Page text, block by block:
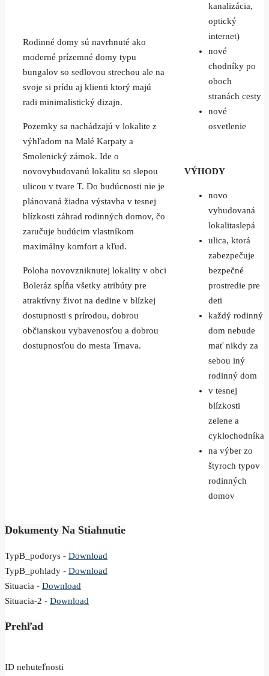
Rodinné domy sú navrhnuté ako
moderné prízemné domy typu
bungalov so sedlovou strechou ale na
svoje si prídu aj klienti ktorý majú
radi minimalistický dizajn.
Pozemky sa nachádzajú v lokalite z
výhľadom na Malé Karpaty a
Smolenický zámok. Ide o
novovybudovanú lokalitu so slepou
ulicou v tvare T. Do budúcnosti nie je
plánovaná žiadna výstavba v tesnej
blízkosti záhrad rodinných domov, čo
zaručuje budúcim vlastníkom
maximálny komfort a kľud.
Poloha novovzniknutej lokality v obci
Boleráz spĺňa všetky atribúty pre
atraktívny život na dedine v blízkej
dostupnosti s prírodou, dobrou
občianskou vybavenosťou a dobrou
dostupnosťou do mesta Trnava.
kanalizácia,
optický
internet)
nové
chodníky po
oboch
stranách cesty
nové
osvetlenie
VÝHODY
novo
vybudovaná
lokalitaslepá
ulica, ktorá
zabezpečuje
bezpečné
prostredie pre
deti
každý rodinný
dom nebude
mať nikdy za
sebou iný
rodinný dom
v tesnej
blízkosti
zelene a
cyklochodníka
na výber zo
štyroch typov
rodinných
domov
Dokumenty Na Stiahnutie
TypB_podorys - Download
TypB_pohlady - Download
Situacia - Download
Situacia-2 - Download
Prehľad
ID nehuteľnosti